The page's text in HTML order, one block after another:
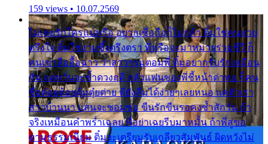
159 views • 10.07.2569
ไม่เคยรักใครแน่หรือ อยากเชื่อถือก็ไม่กล้า ติ๋มใช่คนสวย
ตรึงใจ ติ๋มใช่งามซึ้งตรึงตรา พี่หรือจะมาหมายร่วมชีวี ก็
คนเขาลืออื้อฉาว ว่าสาวๆรุมตอมพี่ ติ๋มอยากรับรักเหมือน
กัน แต่หวั่นจะช้ำดวงฤดี กลัวแฟนของพี่ชี้หน้าด่าทอ ก็คน
ชื่อต๋อยต้อยตุ้มตุ๋ยต่าย พี่ยังลืมได้ง่ายๆเลยหนอ แค่ตัวเรา
สาวบ้านนา แสนจะซอมซ่อ ขืนรักขืนรอคงช้ำสักวัน ถ้า
จริงเหมือนคำพร่ำเฉลย พี่อย่าเฉยรีบมาหมั้น ถ้าพี่สู่ขอ
ตามธรรมเนียม ติ๋มจะเตรียมรับเกลียวสัมพันธ์ ผิดหวังไม่